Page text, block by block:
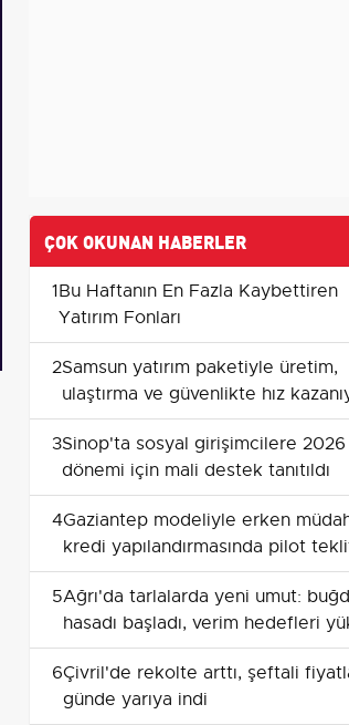
ÇOK OKUNAN HABERLER
1Bu Haftanın En Fazla Kaybettiren
Yatırım Fonları
2Samsun yatırım paketiyle üretim,
ulaştırma ve güvenlikte hız
3Sinop'ta sosyal girişimcilere 2026
dönemi için mali destek tanıtıldı
4Gaziantep modeliyle erken
kredi yapılandırmasında pilot
5Ağrı'da tarlalarda yeni umut:
hasadı başladı, verim hedefleri
6Çivril'de rekolte arttı, şeftali
günde yarıya indi